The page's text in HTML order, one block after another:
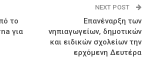
το
για
NEXT POST
Επανέναρξη των
νηπιαγωγείων, δημοτικών
και ειδικών σχολείων την
ερχόμενη Δευτέρα